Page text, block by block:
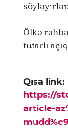
söyləyirlər.
Ölkə
tutarlı
Qısa link:
https://
article-